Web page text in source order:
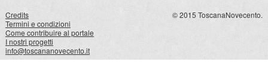
Credits
Termini e condizioni
Come contribuire al portale
I nostri progetti
info@toscananovecento.it
© 2015 ToscanaNovecento.